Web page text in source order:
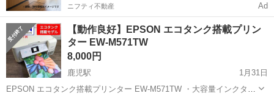
ニフティ不動産 Ad
【動作良好】EPSON エコタンク搭載プリン
ター EW-M571TW
8,000円
鹿児駅
1月31日
EPSON エコタンク搭載プリンター EW-M571TW ・大容量インクタン